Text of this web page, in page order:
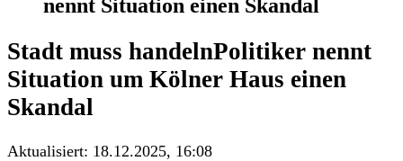
nennt Situation einen Skandal
Stadt muss handelnPolitiker nennt
Situation um Kölner Haus einen
Skandal
Aktualisiert: 18.12.2025, 16:08